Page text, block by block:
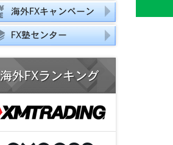
海外FXキャンペーン
FX塾センター
海外FXランキング